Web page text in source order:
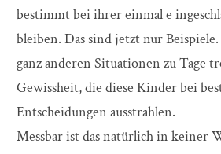
bestimmt bei ihrer einmal e
bleiben. Das sind jetzt nur
ganz anderen Situationen zu Tage
Gewissheit, die diese Kinder bei
Entscheidungen ausstrahlen.
Messbar ist das natürlich in keiner